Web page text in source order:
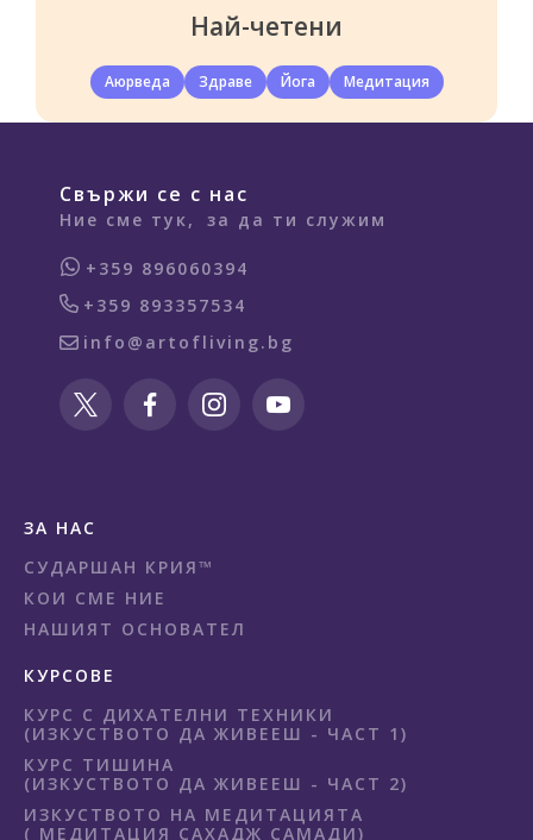
Най-четени
Аюрведа Здраве Йога Медитация
Свържи се с нас
Ние сме тук, за да ти служим
+359 896060394
+359 893357534
info@artofliving.bg
ЗА НАС
СУДАРШАН КРИЯ™
КОИ СМЕ НИЕ
НАШИЯТ ОСНОВАТЕЛ
КУРСОВЕ
КУРС С ДИХАТЕЛНИ ТЕХНИКИ
(ИЗКУСТВОТО ДА ЖИВЕЕШ - ЧАСТ 1)
КУРС ТИШИНА
(ИЗКУСТВОТО ДА ЖИВЕЕШ - ЧАСТ 2)
ИЗКУСТВОТО НА МЕДИТАЦИЯТА
( МЕДИТАЦИЯ САХАДЖ САМАДИ)